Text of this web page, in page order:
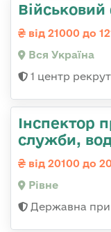
від 21000 до
Вся Україна
1 центр
Інспектор
служби,
від 20100 до
Рівне
Державна